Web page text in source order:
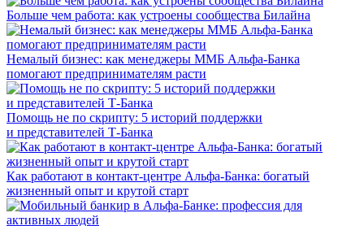
Больше чем работа: как устроены сообщества Билайна
Немалый бизнес: как менеджеры ММБ Альфа-Банка
помогают предпринимателям расти
Помощь не по скрипту: 5 историй поддержки
и представителей Т-Банка
Как работают в контакт-центре Альфа-Банка: богатый
жизненный опыт и крутой старт